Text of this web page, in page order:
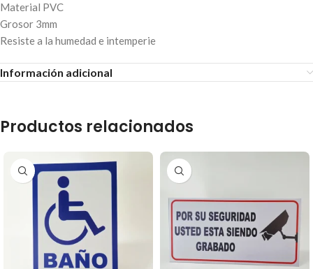
Material PVC
Grosor 3mm
Resiste a la humedad e intemperie
Información adicional
Productos relacionados